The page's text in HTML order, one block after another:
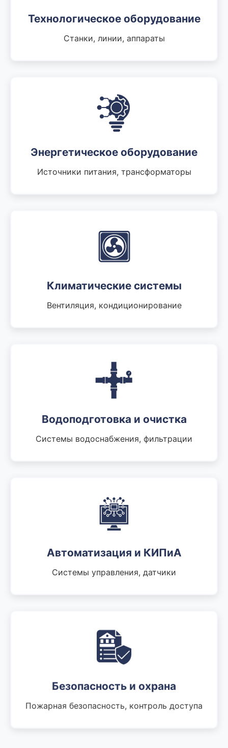
Технологическое оборудование
Станки, линии, аппараты
Энергетическое оборудование
Источники питания, трансформаторы
Климатические системы
Вентиляция, кондиционирование
Водоподготовка и очистка
Системы водоснабжения, фильтрации
Автоматизация и КИПиА
Системы управления, датчики
Безопасность и охрана
Пожарная безопасность, контроль доступа